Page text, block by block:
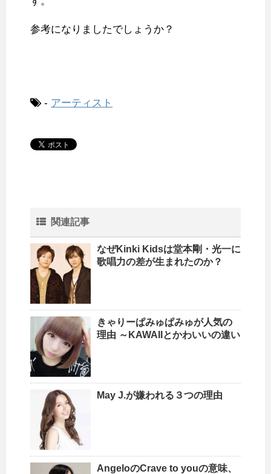
参考になりましたでしょうか？
- アーティスト
関連記事
なぜKinki Kidsは堂本剛・光一に
歌唱力の差が生まれたのか？
きゃりーぱみゅぱみゅが人気の
理由 ～KAWAIIとかわいいの違い
May J.が嫌われる３つの理由
AngeloのCrave to youの意味、